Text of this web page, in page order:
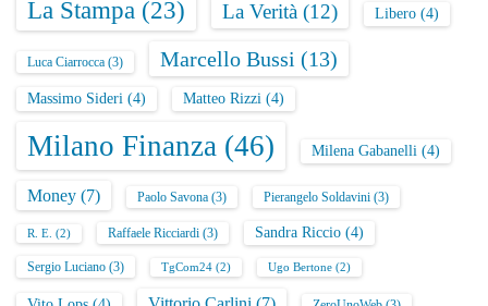
La Stampa (23) La Verità (12) Libero (4)
Luca Ciarrocca (3) Marcello Bussi (13)
Massimo Sideri (4) Matteo Rizzi (4)
Milano Finanza (46) Milena Gabanelli (4)
Money (7) Paolo Savona (3) Pierangelo Soldavini (3)
R. E. (2) Raffaele Ricciardi (3) Sandra Riccio (4)
Sergio Luciano (3) TgCom24 (2) Ugo Bertone (2)